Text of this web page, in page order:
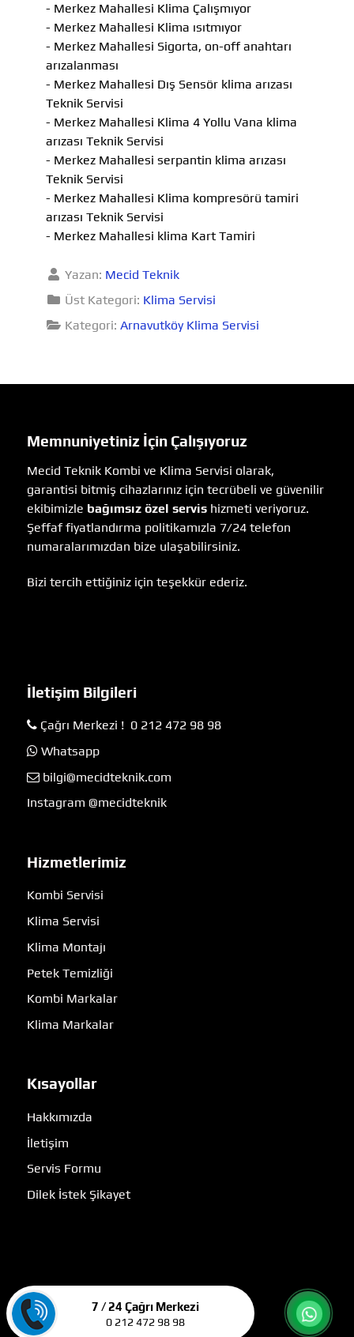
- Merkez Mahallesi Klima Çalışmıyor
- Merkez Mahallesi Klima ısıtmıyor
- Merkez Mahallesi Sigorta, on-off anahtarı
arızalanması
- Merkez Mahallesi Dış Sensör klima arızası
Teknik Servisi
- Merkez Mahallesi Klima 4 Yollu Vana klima
arızası Teknik Servisi
- Merkez Mahallesi serpantin klima arızası
Teknik Servisi
- Merkez Mahallesi Klima kompresörü tamiri
arızası Teknik Servisi
- Merkez Mahallesi klima Kart Tamiri
Yazan: Mecid Teknik
Üst Kategori: Klima Servisi
Kategori: Arnavutköy Klima Servisi
Memnuniyetiniz İçin Çalışıyoruz
Mecid Teknik Kombi ve Klima Servisi olarak,
garantisi bitmiş cihazlarınız için tecrübeli ve güvenilir
ekibimizle bağımsız özel servis hizmeti veriyoruz.
Şeffaf fiyatlandırma politikamızla 7/24 telefon
numaralarımızdan bize ulaşabilirsiniz.
Bizi tercih ettiğiniz için teşekkür ederiz.
İletişim Bilgileri
Çağrı Merkezi ! 0 212 472 98 98
Whatsapp
bilgi@mecidteknik.com
Instagram @mecidteknik
Hizmetlerimiz
Kombi Servisi
Klima Servisi
Klima Montajı
Petek Temizliği
Kombi Markalar
Klima Markalar
Kısayollar
Hakkımızda
İletişim
Servis Formu
Dilek İstek Şikayet
7 / 24 Çağrı Merkezi
0 212 472 98 98